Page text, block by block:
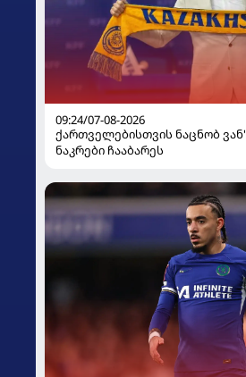
09:24/07-08-2026
ქართველებისთვის ნაცნობ
ნაკრები ჩააბარეს